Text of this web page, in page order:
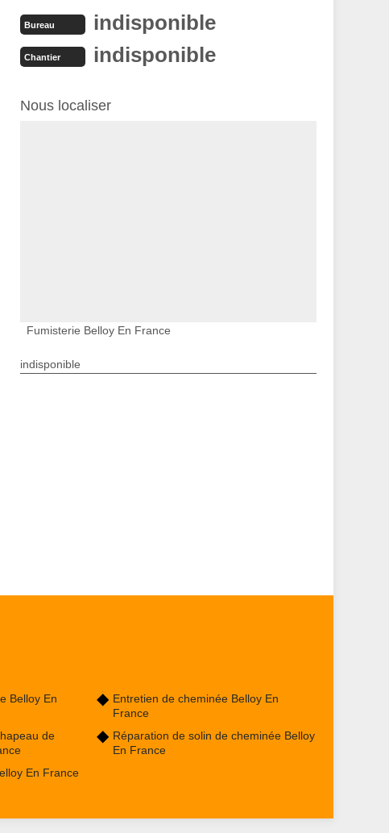
Bureau indisponible
Chantier indisponible
Nous localiser
Fumisterie Belloy En France
indisponible
Belloy En
de
En France
Entretien de cheminée Belloy En
France
Réparation de solin de cheminée Belloy
En France